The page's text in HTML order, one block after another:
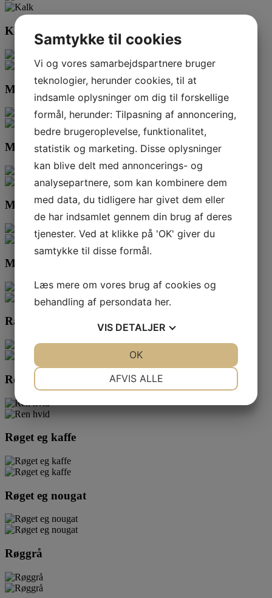
Klippe
Mandel
Mistral
Mossa
Mylla
Rain
Ren hvid
Røget eg kaffe
Røget eg nougat
Røggrå
Samtykke til cookies
Vi og vores samarbejdspartnere bruger
teknologier, herunder cookies, til at
indsamle oplysninger om dig til forskellige
formål, herunder: Tilpasning af annoncering,
bedre brugeroplevelse, funktionalitet,
statistik og marketing. Disse oplysninger
kan blive delt med annoncerings- og
analysepartnere, som kan kombinere dem
med data, du tidligere har givet dem eller
de har indsamlet gennem din brug af deres
tjenester. Ved at klikke på 'OK' giver du
samtykke til disse formål.
Læs mere om vores brug af cookies og
behandling af persondata her.
VIS DETALJER
AFVIS ALLE
OK